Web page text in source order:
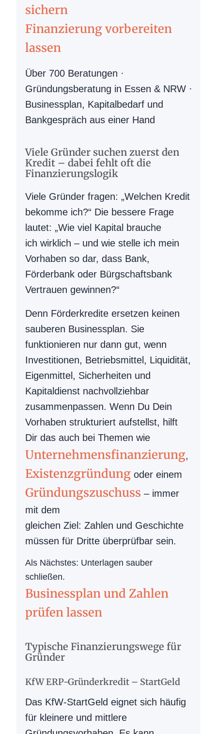
sichern
Finanzierung vorbereiten
lassen
Über 700 Beratungen ·
Gründungsberatung in Essen & NRW ·
Businessplan, Kapitalbedarfund
Bankgespräch aus einer Hand
Viele Gründer suchen zuerst den
Kredit – dabei fehlt oft die
Finanzierungslogik
Viele Gründer fragen: „Welchen Kredit
bekomme ich?“ Die bessere Frage
lautet: „Wie viel Kapital brauche
ich wirklich – und wie stelle ich mein
Vorhaben so dar, dass Bank,
Förderbank oder Bürgschaftsbank
Vertrauen gewinnen?“
Denn Förderkredite ersetzen keinen
sauberen Businessplan. Sie
funktionieren nur dann gut, wenn
Investitionen, Betriebsmittel, Liquidität,
Eigenmittel, Sicherheiten und
Kapitaldienst nachvollziehbar
zusammenpassen. Wenn Du Dein
Vorhaben strukturiert aufstellst, hilft
Dir das auch bei Themen wie
Unternehmensfinanzierung,
Existenzgründungoder einem
Gründungszuschuss – immer
mit dem
gleichen Ziel: Zahlen und Geschichte
müssen für Dritte überprüfbar sein.
Als Nächstes: Unterlagen sauber
schließen.
Businessplan und Zahlen
prüfen lassen
Typische Finanzierungswege für
Gründer
KfW ERP-Gründerkredit – StartGeld
Das KfW-StartGeld eignet sich häufig
für kleinere und mittlere